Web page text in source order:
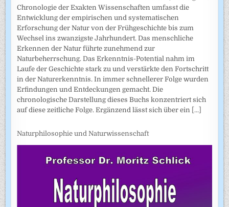
Chronologie der Exakten Wissenschaften umfasst die
Entwicklung der empirischen und systematischen
Erforschung der Natur von der Frühgeschichte bis zum
Wechsel ins zwanzigste Jahrhundert. Das menschliche
Erkennen der Natur führte zunehmend zur
Naturbeherrschung. Das Erkenntnis-Potential nahm im
Laufe der Geschichte stark zu und verstärkte den Fortschritt
in der Naturerkenntnis. In immer schnellerer Folge wurden
Erfindungen und Entdeckungen gemacht. Die
chronologische Darstellung dieses Buchs konzentriert sich
auf diese zeitliche Folge. Ergänzend lässt sich über ein [...]
Naturphilosophie und Naturwissenschaft